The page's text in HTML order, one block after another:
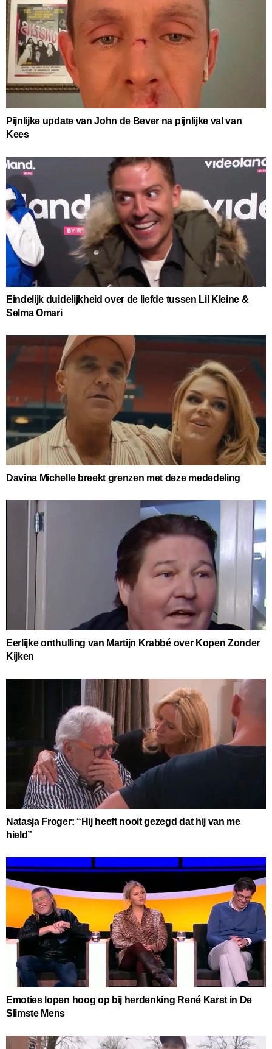
Pijnlijke update van John de Bever na pijnlijke val van
Kees
Eindelijk duidelijkheid over de liefde tussen Lil Kleine &
Selma Omari
Davina Michelle breekt grenzen met deze mededeling
Eerlijke onthulling van Martijn Krabbé over Kopen Zonder
Kijken
Natasja Froger: “Hij heeft nooit gezegd dat hij van me
hield”
Emoties lopen hoog op bij herdenking René Karst in De
Slimste Mens